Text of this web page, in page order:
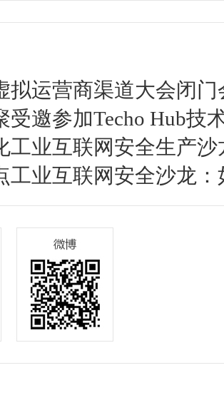
拟运营商渠道大会闭
受邀参加Techo Hub技
工业互联网安全生产
工业互联网安全沙龙